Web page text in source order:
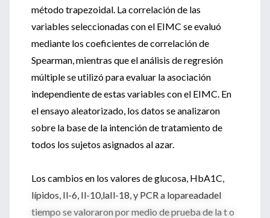
método trapezoidal. La correlación de las
variables seleccionadas con el EIMC se evaluó
mediante los coeficientes de correlación de
Spearman, mientras que el análisis de regresión
múltiple se utilizó para evaluar la asociación
independiente de estas variables con el EIMC. En
el ensayo aleatorizado, los datos se analizaron
sobre la base de la intención de tratamiento de
todos los sujetos asignados al azar.
Los cambios en los valores de glucosa, HbA1C,
lípidos, Il-6, Il-10,laIl-18, y PCR a lopareadadel
tiempo se valoraron por medio de prueba de la t o